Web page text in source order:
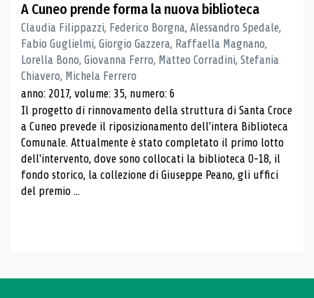
A Cuneo prende forma la nuova biblioteca
Claudia Filippazzi, Federico Borgna, Alessandro Spedale,
Fabio Guglielmi, Giorgio Gazzera, Raffaella Magnano,
Lorella Bono, Giovanna Ferro, Matteo Corradini, Stefania
Chiavero, Michela Ferrero
anno: 2017, volume: 35, numero: 6
Il progetto di rinnovamento della struttura di Santa Croce
a Cuneo prevede il riposizionamento dell'intera Biblioteca
Comunale. Attualmente è stato completato il primo lotto
dell'intervento, dove sono collocati la biblioteca 0-18, il
fondo storico, la collezione di Giuseppe Peano, gli uffici
del premio ...